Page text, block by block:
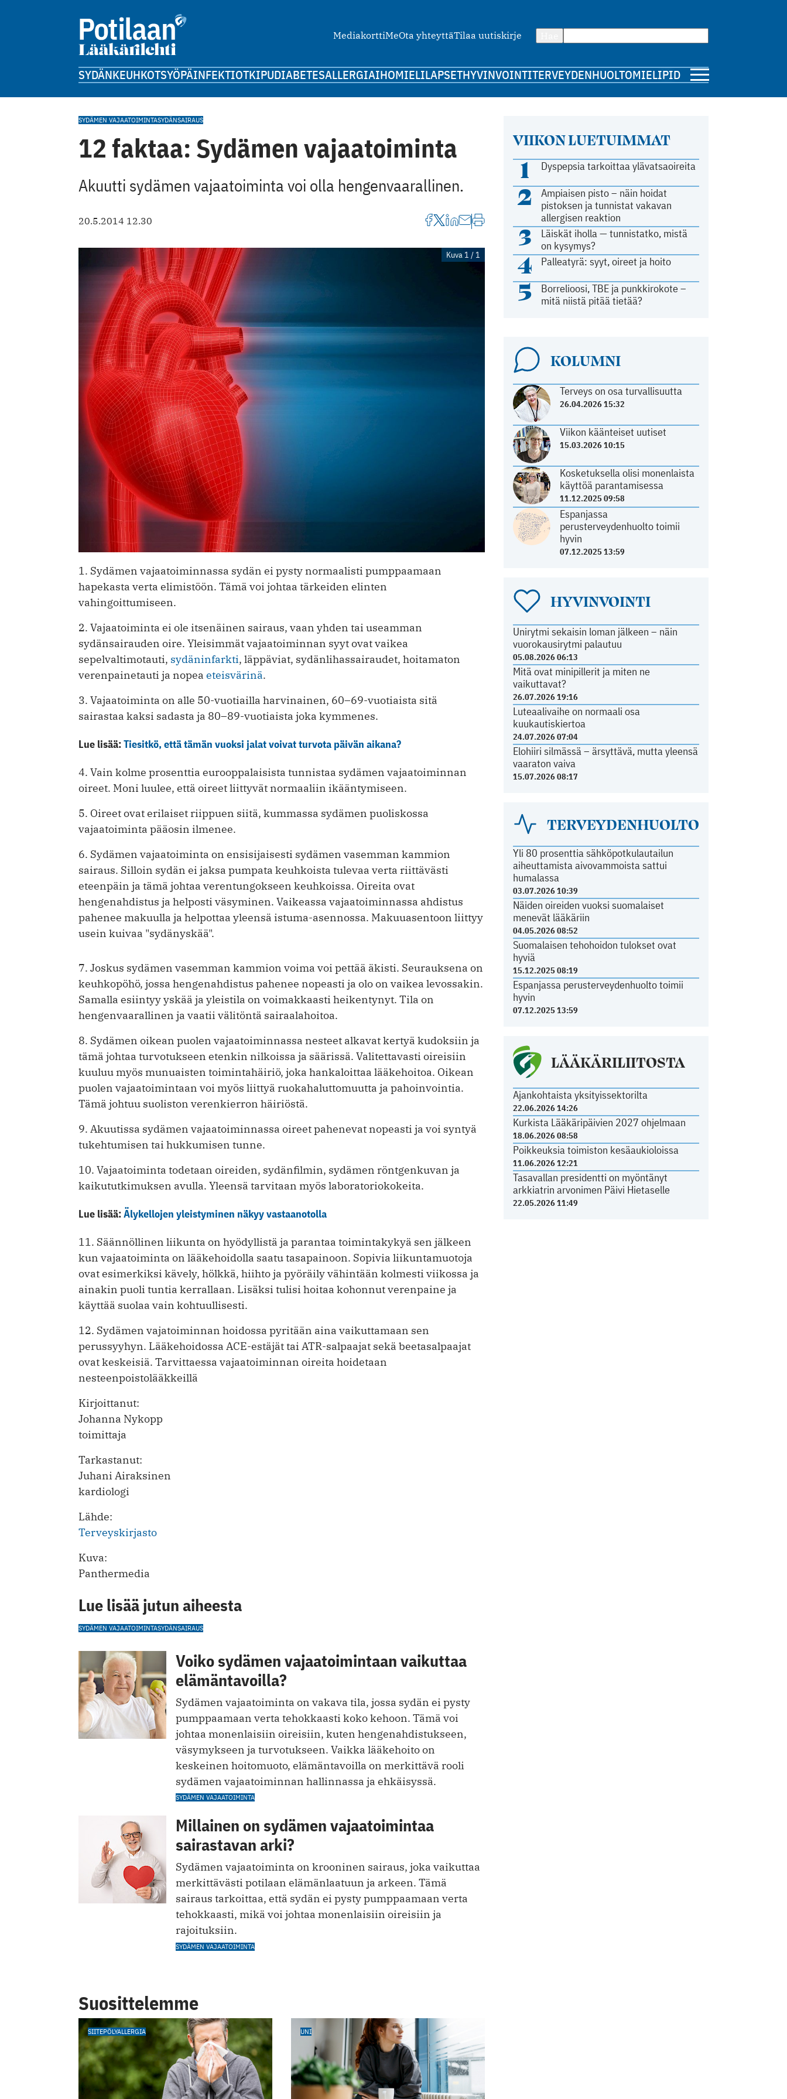
MediakorttiMeOta yhteyttäTilaa uutiskirje
SYDÄNKEUHKOTSYÖPÄINFEKTIOTKIPUDIABETESALLERGIAIHOMIELILAPSETHYVINVOINTITERVEYDENHUOLTOMIELIPIDE
VIIKON LUETUIMMAT
1 Dyspepsia tarkoittaa ylävatsaoireita
2
Ampiaisen pisto – näin hoidat
pistoksen ja tunnistat vakavan
allergisen reaktion
3
Läiskät iholla — tunnistatko, mistä
on kysymys?
4 Palleatyrä: syyt, oireet ja hoito
5
Borrelioosi, TBE ja punkkirokote –
mitä niistä pitää tietää?
KOLUMNI
Terveys on osa turvallisuutta
26.04.2026 15:32
Viikon käänteiset uutiset
15.03.2026 10:15
Kosketuksella olisi monenlaista
käyttöä parantamisessa
11.12.2025 09:58
Espanjassa
perusterveydenhuolto toimii
hyvin
07.12.2025 13:59
HYVINVOINTI
Unirytmi sekaisin loman jälkeen – näin
vuorokausirytmi palautuu
05.08.2026 06:13
Mitä ovat minipillerit ja miten ne
vaikuttavat?
26.07.2026 19:16
Luteaalivaihe on normaali osa
kuukautiskiertoa
24.07.2026 07:04
Elohiiri silmässä – ärsyttävä, mutta yleensä
vaaraton vaiva
15.07.2026 08:17
TERVEYDENHUOLTO
Yli 80 prosenttia sähköpotkulautailun
aiheuttamista aivovammoista sattui
humalassa
03.07.2026 10:39
Näiden oireiden vuoksi suomalaiset
menevät lääkäriin
04.05.2026 08:52
Suomalaisen tehohoidon tulokset ovat
hyviä
15.12.2025 08:19
Espanjassa perusterveydenhuolto toimii
hyvin
07.12.2025 13:59
LÄÄKÄRILIITOSTA
Ajankohtaista yksityissektorilta
22.06.2026 14:26
Kurkista Lääkäripäivien 2027 ohjelmaan
18.06.2026 08:58
Poikkeuksia toimiston kesäaukioloissa
11.06.2026 12:21
Tasavallan presidentti on myöntänyt
arkkiatrin arvonimen Päivi Hietaselle
22.05.2026 11:49
SYDÄMEN VAJAATOIMINTASYDÄNSAIRAUS
12 faktaa: Sydämen vajaatoiminta
Akuutti sydämen vajaatoiminta voi olla hengenvaarallinen.
20.5.2014 12.30
Kuva 1 / 1
1. Sydämen vajaatoiminnassa sydän ei pysty normaalisti pumppaamaan
hapekasta verta elimistöön. Tämä voi johtaa tärkeiden elinten
vahingoittumiseen.
2. Vajaatoiminta ei ole itsenäinen sairaus, vaan yhden tai useamman
sydänsairauden oire. Yleisimmät vajaatoiminnan syyt ovat vaikea
sepelvaltimotauti, sydäninfarkti, läppäviat, sydänlihassairaudet, hoitamaton
verenpainetauti ja nopea eteisvärinä.
3. Vajaatoiminta on alle 50-vuotiailla harvinainen, 60–69-vuotiaista sitä
sairastaa kaksi sadasta ja 80–89-vuotiaista joka kymmenes.
Lue lisää:Tiesitkö, että tämän vuoksi jalat voivat turvota päivän aikana?
4. Vain kolme prosenttia eurooppalaisista tunnistaa sydämen vajaatoiminnan
oireet. Moni luulee, että oireet liittyvät normaaliin ikääntymiseen.
5. Oireet ovat erilaiset riippuen siitä, kummassa sydämen puoliskossa
vajaatoiminta pääosin ilmenee.
6. Sydämen vajaatoiminta on ensisijaisesti sydämen vasemman kammion
sairaus. Silloin sydän ei jaksa pumpata keuhkoista tulevaa verta riittävästi
eteenpäin ja tämä johtaa verentungokseen keuhkoissa. Oireita ovat
hengenahdistus ja helposti väsyminen. Vaikeassa vajaatoiminnassa ahdistus
pahenee makuulla ja helpottaa yleensä istuma-asennossa. Makuuasentoon liittyy
usein kuivaa "sydänyskää".
7. Joskus sydämen vasemman kammion voima voi pettää äkisti. Seurauksena on
keuhkopöhö, jossa hengenahdistus pahenee nopeasti ja olo on vaikea levossakin.
Samalla esiintyy yskää ja yleistila on voimakkaasti heikentynyt. Tila on
hengenvaarallinen ja vaatii välitöntä sairaalahoitoa.
8. Sydämen oikean puolen vajaatoiminnassa nesteet alkavat kertyä kudoksiin ja
tämä johtaa turvotukseen etenkin nilkoissa ja säärissä. Valitettavasti oireisiin
kuuluu myös munuaisten toimintahäiriö, joka hankaloittaa lääkehoitoa. Oikean
puolen vajaatoimintaan voi myös liittyä ruokahaluttomuutta ja pahoinvointia.
Tämä johtuu suoliston verenkierron häiriöstä.
9. Akuutissa sydämen vajaatoiminnassa oireet pahenevat nopeasti ja voi syntyä
tukehtumisen tai hukkumisen tunne.
10. Vajaatoiminta todetaan oireiden, sydänfilmin, sydämen röntgenkuvan ja
kaikututkimuksen avulla. Yleensä tarvitaan myös laboratoriokokeita.
Lue lisää:Älykellojen yleistyminen näkyy vastaanotolla
11. Säännöllinen liikunta on hyödyllistä ja parantaa toimintakykyä sen jälkeen
kun vajaatoiminta on lääkehoidolla saatu tasapainoon. Sopivia liikuntamuotoja
ovat esimerkiksi kävely, hölkkä, hiihto ja pyöräily vähintään kolmesti viikossa ja
ainakin puoli tuntia kerrallaan. Lisäksi tulisi hoitaa kohonnut verenpaine ja
käyttää suolaa vain kohtuullisesti.
12. Sydämen vajatoiminnan hoidossa pyritään aina vaikuttamaan sen
perussyyhyn. Lääkehoidossa ACE-estäjät tai ATR-salpaajat sekä beetasalpaajat
ovat keskeisiä. Tarvittaessa vajaatoiminnan oireita hoidetaan
nesteenpoistolääkkeillä
Kirjoittanut:
Johanna Nykopp
toimittaja
Tarkastanut:
Juhani Airaksinen
kardiologi
Lähde:
Terveyskirjasto
Kuva:
Panthermedia
Lue lisää jutun aiheesta
SYDÄMEN VAJAATOIMINTASYDÄNSAIRAUS
Voiko sydämen vajaatoimintaan vaikuttaa
elämäntavoilla?
Sydämen vajaatoiminta on vakava tila, jossa sydän ei pysty
pumppaamaan verta tehokkaasti koko kehoon. Tämä voi
johtaa monenlaisiin oireisiin, kuten hengenahdistukseen,
väsymykseen ja turvotukseen. Vaikka lääkehoito on
keskeinen hoitomuoto, elämäntavoilla on merkittävä rooli
sydämen vajaatoiminnan hallinnassa ja ehkäisyssä.
SYDÄMEN VAJAATOIMINTA
Millainen on sydämen vajaatoimintaa
sairastavan arki?
Sydämen vajaatoiminta on krooninen sairaus, joka vaikuttaa
merkittävästi potilaan elämänlaatuun ja arkeen. Tämä
sairaus tarkoittaa, että sydän ei pysty pumppaamaan verta
tehokkaasti, mikä voi johtaa monenlaisiin oireisiin ja
rajoituksiin.
SYDÄMEN VAJAATOIMINTA
Suosittelemme
SIITEPÖLYALLERGIA UNI